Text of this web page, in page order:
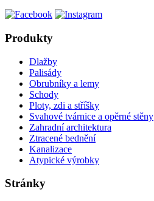
Produkty
Dlažby
Palisády
Obrubníky a lemy
Schody
Ploty, zdi a stříšky
Svahové tvárnice a opěrné stěny
Zahradní architektura
Ztracené bednění
Kanalizace
Atypické výrobky
Stránky